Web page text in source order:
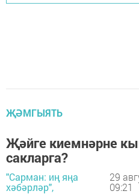
ҖӘМГЫЯТЬ
Җәйге киемнәрне
сакларга?
"Сарман: иң яңа
хәбәрләр",
29
09:21